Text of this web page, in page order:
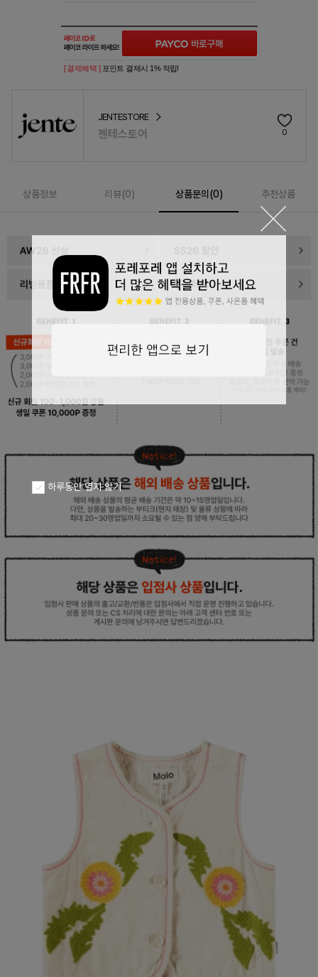
[ 결제혜택 ] 포인트 결제시 1% 적립!
JENTESTORE
젠테스토어 0
상품정보 리뷰(0) 상품문의(0) 추천상품
하루동안 열지 않기